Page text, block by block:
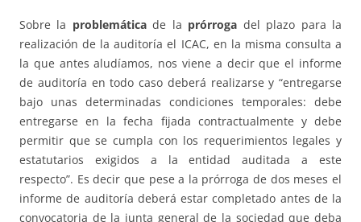
Sobre la problemáticade la prórroga del plazo para la
realización de la auditoría el ICAC, en la misma consulta a
la que antes aludíamos, nos viene a decir que el informe
de auditoría en todo caso deberá realizarse y “entregarse
bajo unas determinadas condiciones temporales: debe
entregarse en la fecha fijada contractualmente y debe
permitir que se cumpla con los requerimientos legales y
estatutarios exigidos a la entidad auditada a este
respecto”. Es decir que pese a la prórroga de dos meses el
informe de auditoría deberá estar completado antes de la
convocatoria de la junta general de la sociedad que deba